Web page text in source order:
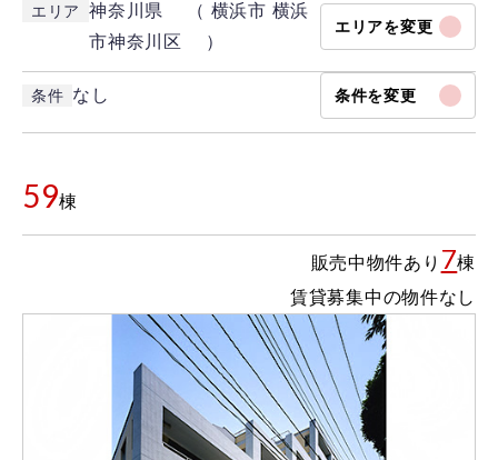
エリア
神奈川県 （ 横浜市 横浜
市神奈川区 ）
エリアを変更
条件 なし 条件を変更
59棟
販売中物件あり 7棟
賃貸募集中の物件なし